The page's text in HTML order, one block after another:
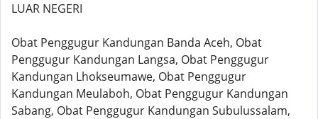
LUAR NEGERI
Obat Penggugur Kandungan Banda Aceh, Obat
Penggugur Kandungan Langsa, Obat Penggugur
Kandungan Lhokseumawe, Obat Penggugur
Kandungan Meulaboh, Obat Penggugur Kandungan
Sabang, Obat Penggugur Kandungan Subulussalam,